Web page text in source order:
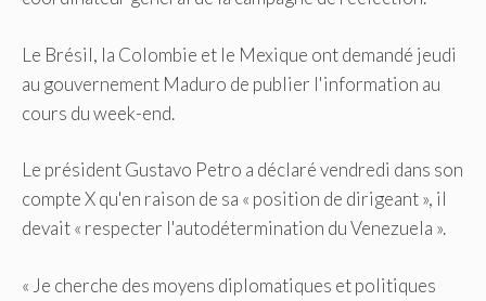
Le Brésil, la Colombie et le Mexique ont demandé jeudi
au gouvernement Maduro de publier l'information au
cours du week-end.
Le président Gustavo Petro a déclaré vendredi dans son
compte X qu'en raison de sa « position de dirigeant », il
devait « respecter l'autodétermination du Venezuela ».
« Je cherche des moyens diplomatiques et politiques